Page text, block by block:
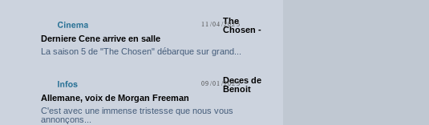
11/04/2025
The
Chosen -
Derniere Cene arrive en salle
La saison 5 de "The Chosen" débarque sur grand...
09/01/2025Deces de
Benoit
Allemane, voix de Morgan Freeman
C'est avec une immense tristesse que nous vous
annonçons...